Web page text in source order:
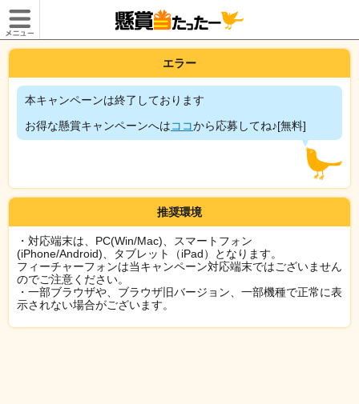
エラー
本キャンペーンは終了しております
お得な懸賞キャンペーンへはココから応募してね♪[無料]
推奨環境
・対応端末は、PC(Win/Mac)、スマートフォン
(iPhone/Android)、タブレット（iPad）となります。
フィーチャーフォンは当キャンペーン対応端末ではございません
のでご注意ください。
・一部ブラウザや、ブラウザ旧バージョン、一部機種で正常に表
示されない場合がございます。